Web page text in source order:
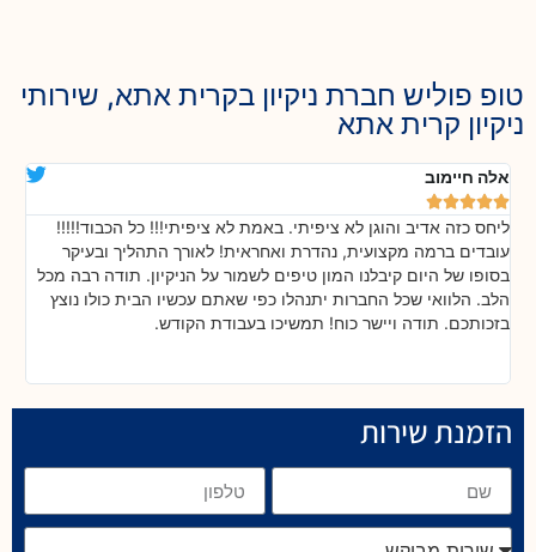
טופ פוליש חברת ניקיון בקרית אתא, שירותי
ניקיון קרית אתא
אלה חיימוב





ליחס כזה אדיב והוגן לא ציפיתי. באמת לא ציפיתי!!! כל הכבוד!!!!!
עובדים ברמה מקצועית, נהדרת ואחראית! לאורך התהליך ובעיקר
בסופו של היום קיבלנו המון טיפים לשמור על הניקיון. תודה רבה מכל
הלב. הלוואי שכל החברות יתנהלו כפי שאתם עכשיו הבית כולו נוצץ
בזכותכם. תודה ויישר כוח! תמשיכו בעבודת הקודש.
הזמנת שירות